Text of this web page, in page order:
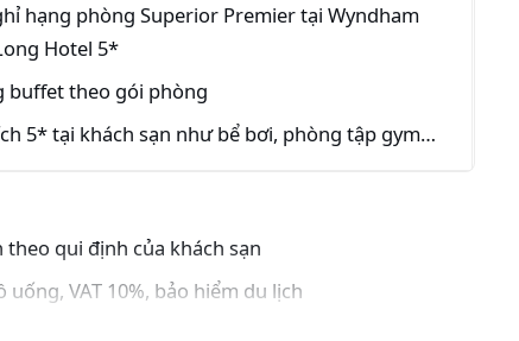
hạng phòng Superior Premier tại Wyndham
Hotel 5*
buffet theo gói phòng
5* tại khách sạn như bể bơi, phòng tập gym…
qui định của khách sạn
VAT 10%, bảo hiểm du lịch